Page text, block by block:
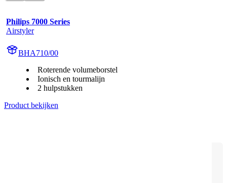
Philips 7000 Series
Airstyler
BHA710/00
Roterende volumeborstel
Ionisch en tourmalijn
2 hulpstukken
Product bekijken